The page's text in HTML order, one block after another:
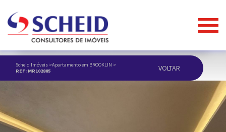
Scheid Imóveis >Apartamento em BROOKLIN >
REF: MR102885
VOLTAR